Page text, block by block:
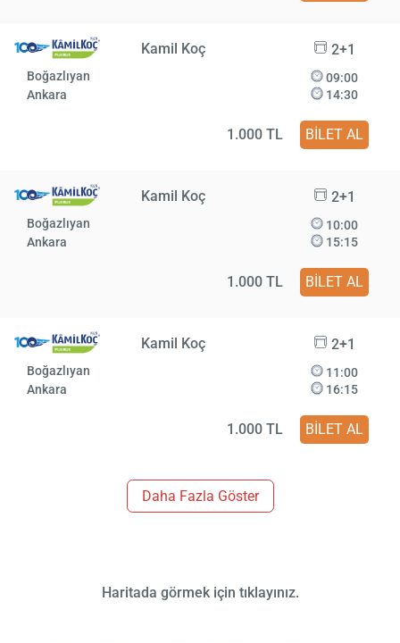
Kamil Koç 2+1
Boğazlıyan
Ankara
09:00
14:30
1.000 TL BİLET AL
Kamil Koç 2+1
Boğazlıyan
Ankara
10:00
15:15
1.000 TL BİLET AL
Kamil Koç 2+1
Boğazlıyan
Ankara
11:00
16:15
1.000 TL BİLET AL
Daha Fazla Göster
Haritada görmek için tıklayınız.